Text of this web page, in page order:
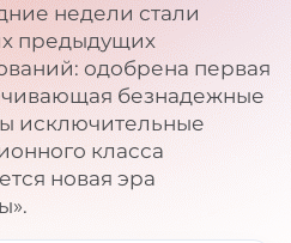
недели стали
предыдущих
одобрена первая
безнадежные
исключительные
класса
новая эра